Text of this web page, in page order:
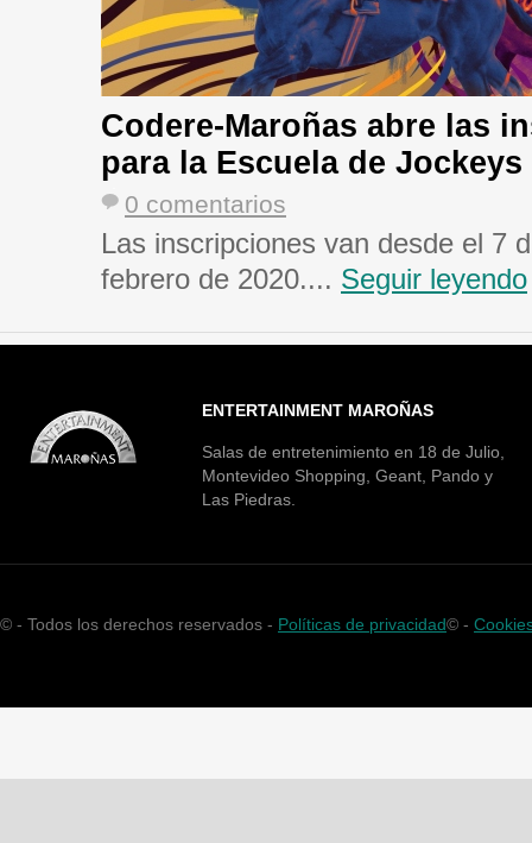
Codere-Maroñas abre las
para la Escuela de Jockeys
0 comentarios
Las inscripciones van desde el 7
febrero de 2020.... Seguir leyendo
ENTERTAINMENT MAROÑAS
Salas de entretenimiento en 18 de Julio,
Montevideo Shopping, Geant, Pando y
Las Piedras.
© - Todos los derechos reservados - Políticas de privacidad© -